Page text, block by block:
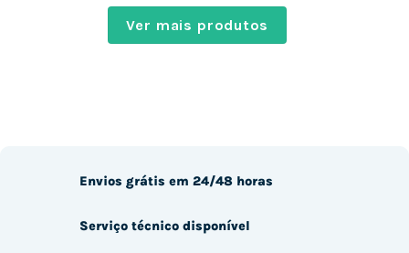
Ver mais produtos
Envios grátis em 24/48 horas
Serviço técnico disponível